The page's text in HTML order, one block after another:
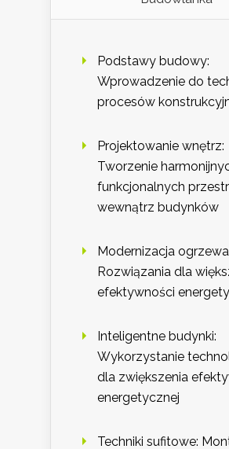
Podstawy budowy:
Wprowadzenie do
procesów
Projektowanie wnętrz:
Tworzenie
funkcjonalnych
wewnątrz budynków
Modernizacja
Rozwiązania dla
efektywności
Inteligentne budynki:
Wykorzystanie
dla zwiększenia
energetycznej
Techniki sufitowe: